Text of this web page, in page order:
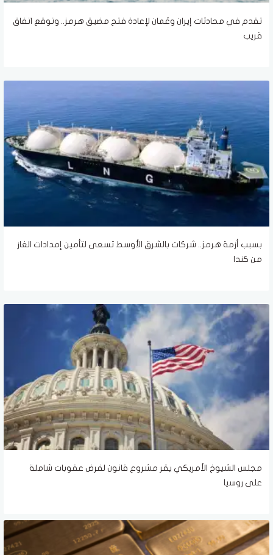
تقدم في محادثات إيران وعُمان لإعادة فتح مضيق هرمز.. وتوقع اتفاق
قريب
بسبب أزمة هرمز.. شركات بالشرق الأوسط تسعى لتأمين إمدادات الغاز
من كندا
مجلس الشيوخ الأمريكي يقر مشروع قانون لفرض عقوبات شاملة
على روسيا